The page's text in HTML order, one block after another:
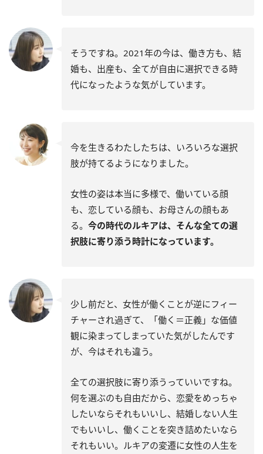
そうですね。2021年の今は、働き方も、結
婚も、出産も、全てが自由に選択できる時
代になったような気がしています。
今を生きるわたしたちは、いろいろな選択
肢が持てるようになりました。
女性の姿は本当に多様で、働いている顔
も、恋している顔も、お母さんの顔もあ
る。 今の時代のルキアは、そんな全ての選
択肢に寄り添う時計になっています。
少し前だと、女性が働くことが逆にフィー
チャーされ過ぎて、「働く＝正義」な価値
観に染まってしまっていた気がしたんです
が、今はそれも違う。
全ての選択肢に寄り添うっていいですね。
何を選ぶのも自由だから、恋愛をめっちゃ
したいならそれもいいし、結婚しない人生
でもいいし、働くことを突き詰めたいなら
それもいい。ルキアの変遷に女性の人生を